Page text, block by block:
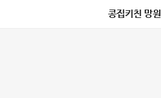
콩집키친 망원